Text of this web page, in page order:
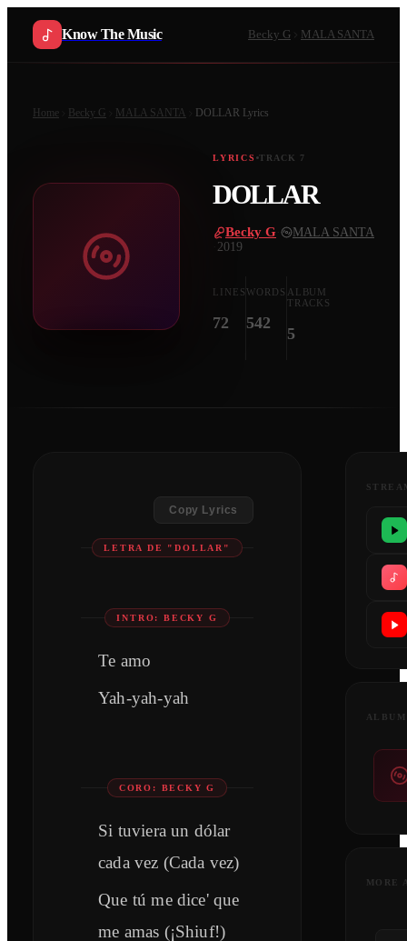
Know The Music Becky G MALA SANTA
Home Becky G MALA SANTA DOLLAR Lyrics
LYRICS TRACK 7
DOLLAR
Becky G
MALA SANTA
2019
LINES
72
WORDS
542
ALBUM
TRACKS
5
Copy Lyrics
LETRA DE "DOLLAR"
INTRO: BECKY G
Te amo
Yah-yah-yah
CORO: BECKY G
Si tuviera un dólar
cada vez (Cada vez)
Que tú me dice' que
me amas (¡Shiuf!)
ALBUM
MORE